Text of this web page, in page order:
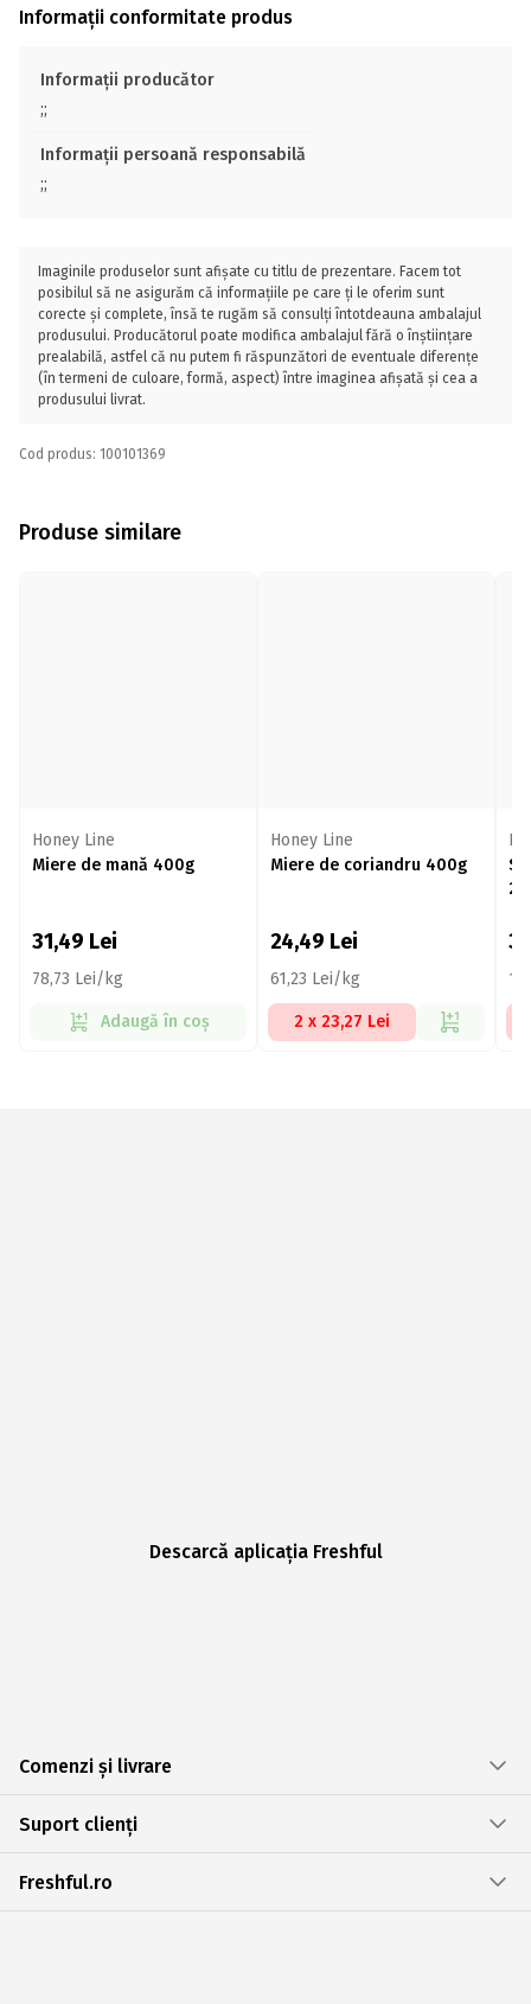
Informații conformitate produs
Informații producător
;;
Informații persoană responsabilă
;;
Imaginile produselor sunt afișate cu titlu de prezentare. Facem tot
posibilul să ne asigurăm că informațiile pe care ți le oferim sunt
corecte și complete, însă te rugăm să consulți întotdeauna ambalajul
produsului. Producătorul poate modifica ambalajul fără o înștiințare
prealabilă, astfel că nu putem fi răspunzători de eventuale diferențe
(în termeni de culoare, formă, aspect) între imaginea afișată și cea a
produsului livrat.
Cod produs: 100101369
Produse similare
Honey Line
Miere de mană 400g
31,49 Lei
78,73 Lei/kg
Adaugă în coș
Honey Line
Miere de coriandru 400g
24,49 Lei
61,23 Lei/kg
2 x 23,27 Lei
Descarcă aplicația Freshful
Comenzi și livrare
Suport clienți
Freshful.ro